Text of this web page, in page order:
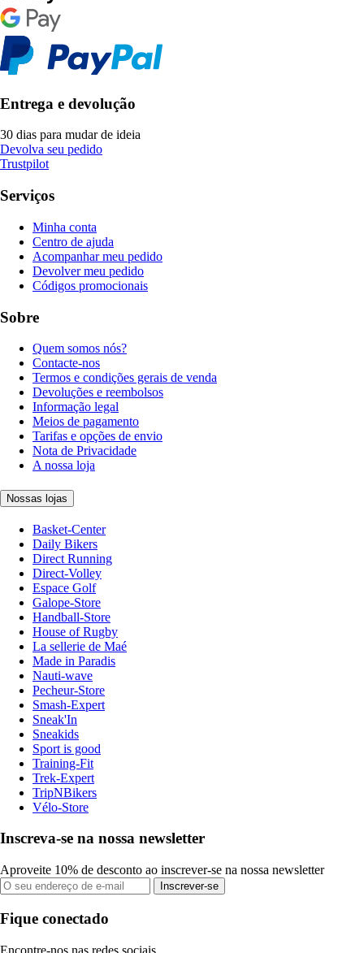
Entrega e devolução
30 dias para mudar de ideia
Devolva seu pedido
Trustpilot
Serviços
Minha conta
Centro de ajuda
Acompanhar meu pedido
Devolver meu pedido
Códigos promocionais
Sobre
Quem somos nós?
Contacte-nos
Termos e condições gerais de venda
Devoluções e reembolsos
Informação legal
Meios de pagamento
Tarifas e opções de envio
Nota de Privacidade
A nossa loja
Nossas lojas
Basket-Center
Daily Bikers
Direct Running
Direct-Volley
Espace Golf
Galope-Store
Handball-Store
House of Rugby
La sellerie de Maé
Made in Paradis
Nauti-wave
Pecheur-Store
Smash-Expert
Sneak'In
Sneakids
Sport is good
Training-Fit
Trek-Expert
TripNBikers
Vélo-Store
Inscreva-se na nossa newsletter
Aproveite 10% de desconto ao inscrever-se na nossa newsletter
Inscrever-se
Fique conectado
Encontre-nos nas redes sociais